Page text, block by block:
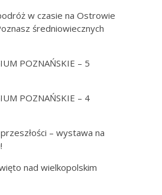
w czasie na Ostrowie
średniowiecznych
POZNAŃSKIE – 5
POZNAŃSKIE – 4
– wystawa na
nad wielkopolskim